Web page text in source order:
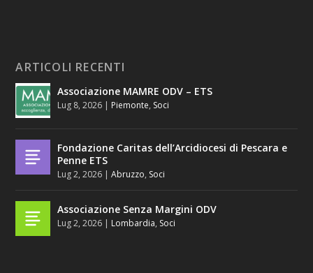
ARTICOLI RECENTI
Associazione MAMRE ODV – ETS
Lug 8, 2026 | Piemonte, Soci
Fondazione Caritas dell’Arcidiocesi di Pescara e
Penne ETS
Lug 2, 2026 |Abruzzo, Soci
Associazione Senza Margini ODV
Lug 2, 2026 | Lombardia, Soci